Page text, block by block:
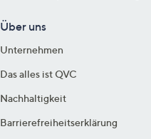
Über uns
Unternehmen
Das alles ist QVC
Nachhaltigkeit
Barrierefreiheitserklärung